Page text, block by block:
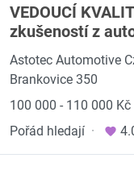
VEDOUCÍ
zkušeností z
Astotec Automotive
Brankovice 350
100 000 - 110 000 Kč
Pořád hledají ·